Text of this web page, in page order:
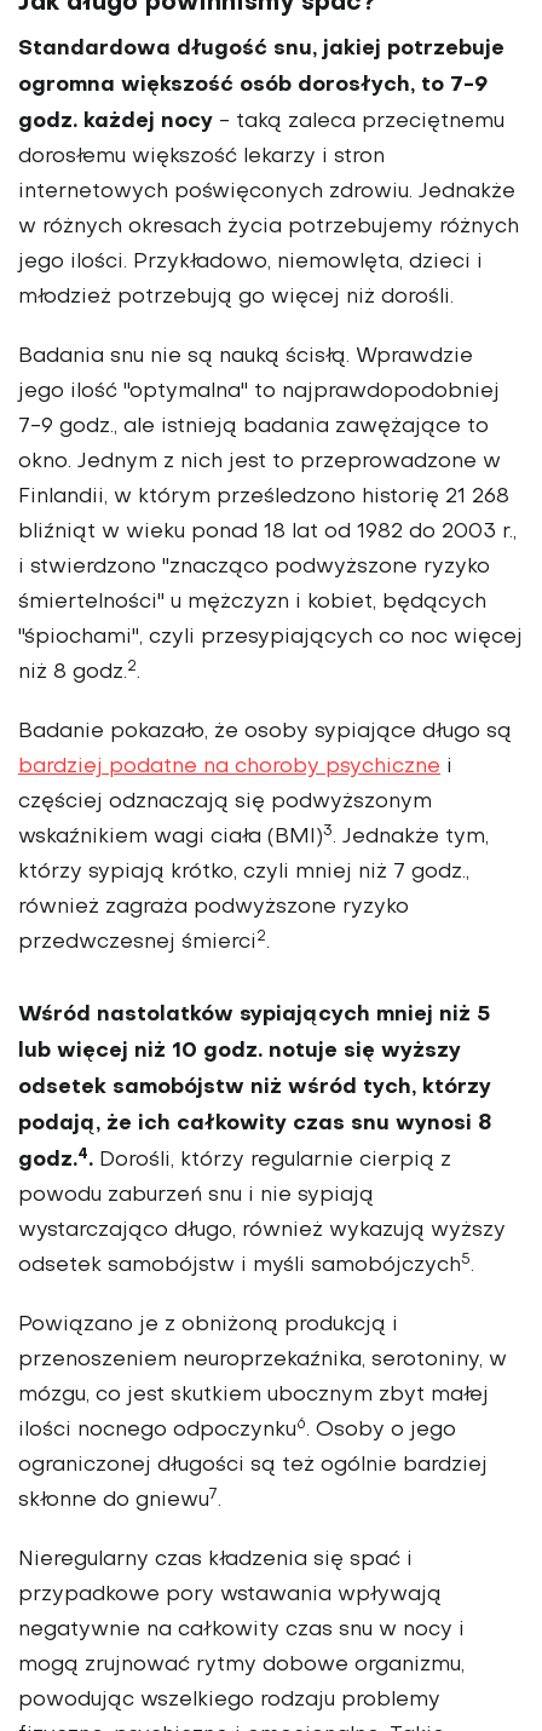
Standardowa długość snu, jakiej potrzebuje
ogromna większość osób dorosłych, to 7-9
godz. każdej nocy - taką zaleca przeciętnemu
dorosłemu większość lekarzy i stron
internetowych poświęconych zdrowiu. Jednakże
w różnych okresach życia potrzebujemy różnych
jego ilości. Przykładowo, niemowlęta, dzieci i
młodzież potrzebują go więcej niż dorośli.
Badania snu nie są nauką ścisłą. Wprawdzie
jego ilość "optymalna" to najprawdopodobniej
7-9 godz., ale istnieją badania zawężające to
okno. Jednym z nich jest to przeprowadzone w
Finlandii, w którym prześledzono historię 21 268
bliźniąt w wieku ponad 18 lat od 1982 do 2003 r.,
i stwierdzono "znacząco podwyższone ryzyko
śmiertelności" u mężczyzn i kobiet, będących
"śpiochami", czyli przesypiających co noc więcej
niż 8 godz.2.
Badanie pokazało, że osoby sypiające długo są
bardziej podatne na choroby psychiczne i
częściej odznaczają się podwyższonym
wskaźnikiem wagi ciała (BMI)3. Jednakże tym,
którzy sypiają krótko, czyli mniej niż 7 godz.,
również zagraża podwyższone ryzyko
przedwczesnej śmierci 2.
Wśród nastolatków sypiających mniej niż 5
lub więcej niż 10 godz. notuje się wyższy
odsetek samobójstw niż wśród tych, którzy
podają, że ich całkowity czas snu wynosi 8
godz.4. Dorośli, którzy regularnie cierpią z
powodu zaburzeń snu i nie sypiają
wystarczająco długo, również wykazują wyższy
odsetek samobójstw i myśli samobójczych5.
Powiązano je z obniżoną produkcją i
przenoszeniem neuroprzekaźnika, serotoniny, w
mózgu, co jest skutkiem ubocznym zbyt małej
ilości nocnego odpoczynku6. Osoby o jego
ograniczonej długości są też ogólnie bardziej
skłonne do gniewu7.
Nieregularny czas kładzenia się spać i
przypadkowe pory wstawania wpływają
negatywnie na całkowity czas snu w nocy i
mogą zrujnować rytmy dobowe organizmu,
powodując wszelkiego rodzaju problemy